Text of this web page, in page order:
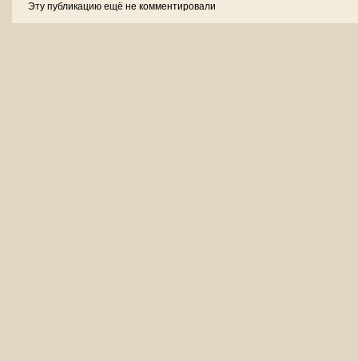
Эту публикацию ещё не комментировали